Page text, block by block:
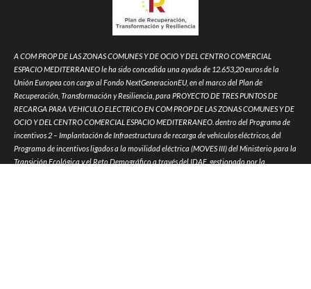
A COM PROP DE LAS ZONAS COMUNES Y DE OCIO Y DEL CENTRO COMERCIAL
ESPACIO MEDITERRANEO le ha sido concedida una ayuda de 12.653,20 euros de la
Unión Europea con cargo al Fondo NextGeneracionEU, en el marco del Plan de
Recuperación, Transformación y Resiliencia, para PROYECTO DE TRES PUNTOS DE
RECARGA PARA VEHICULO ELECTRICO EN COM PROP DE LAS ZONAS COMUNES Y DE
OCIO Y DEL CENTRO COMERCIAL ESPACIO MEDITERRANEO. dentro del Programa de
incentivos 2 – Implantación de Infraestructura de recarga de vehículos eléctricos, del
Programa de incentivos ligados a la movilidad eléctrica (MOVES III) del Ministerio para la
Transición Ecológica y el Reto Demográfico a través del IDAE, gestionado por la